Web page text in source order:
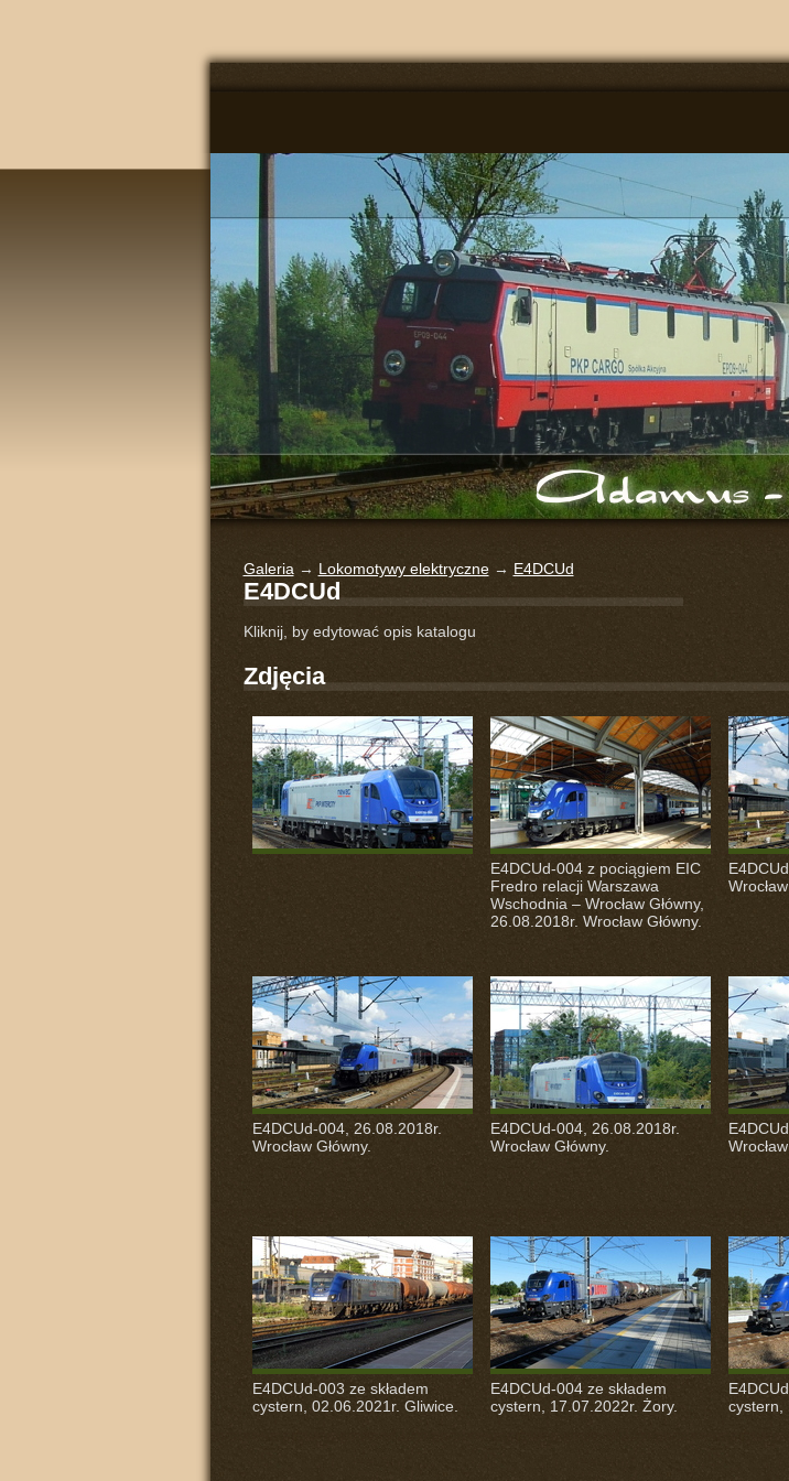
Galeria → Lokomotywy elektryczne→ E4DCUd
E4DCUd
Kliknij, by edytować opis katalogu
Zdjęcia
E4DCUd-004 z pociągiem EIC
Fredro relacji Warszawa
Wschodnia – Wrocław Główny,
26.08.2018r. Wrocław Główny.
E4DCUd-004, 26.08.2018r.
Wrocław Główny.
E4DCUd-004, 26.08.2018r.
Wrocław Główny.
E4DCUd-003 ze składem
cystern, 02.06.2021r. Gliwice.
E4DCUd-004 ze składem
cystern, 17.07.2022r. Żory.
cystern,